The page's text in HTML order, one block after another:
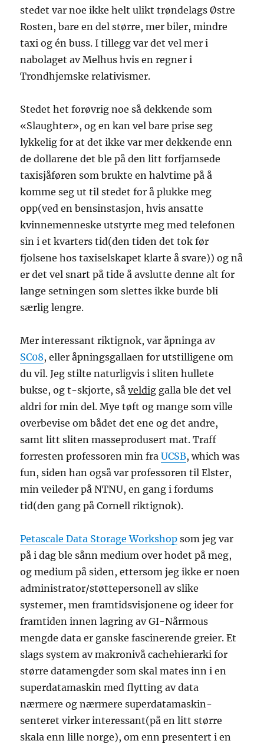
stedet var noe ikke helt ulikt trøndelags Østre
Rosten, bare en del større, mer biler, mindre
taxi og én buss. I tillegg var det vel mer i
nabolaget av Melhus hvis en regner i
Trondhjemske relativismer.
Stedet het forøvrig noe så dekkende som
«Slaughter», og en kan vel bare prise seg
lykkelig for at det ikke var mer dekkende enn
de dollarene det ble på den litt forfjamsede
taxisjåføren som brukte en halvtime på å
komme seg ut til stedet for å plukke meg
opp(ved en bensinstasjon, hvis ansatte
kvinnemenneske utstyrte meg med telefonen
sin i et kvarters tid(den tiden det tok før
fjolsene hos taxiselskapet klarte å svare)) og nå
er det vel snart på tide å avslutte denne alt for
lange setningen som slettes ikke burde bli
særlig lengre.
Mer interessant riktignok, var åpninga av
SC08, eller åpningsgallaen for utstilligene om
du vil. Jeg stilte naturligvis i sliten hullete
bukse, og t-skjorte, såveldig galla ble det vel
aldri for min del. Mye tøft og mange som ville
overbevise om bådet det ene og det andre,
samt litt sliten masseprodusert mat. Traff
forresten professoren min fraUCSB, which was
fun, siden han også var professoren til Elster,
min veileder på NTNU, en gang i fordums
tid(den gang på Cornell riktignok).
Petascale Data Storage Workshop som jeg var
på i dag ble sånn medium over hodet på meg,
og medium på siden, ettersom jeg ikke er noen
administrator/støttepersonell av slike
systemer, men framtidsvisjonene og ideer for
framtiden innen lagring av GI-Nårmous
mengde data er ganske fascinerende greier. Et
slags system av makronivå cachehierarki for
større datamengder som skal mates inn i en
superdatamaskin med flytting av data
nærmere og nærmere superdatamaskin-
senteret virker interessant(på en litt større
skala enn lille norge), om enn presentert i en